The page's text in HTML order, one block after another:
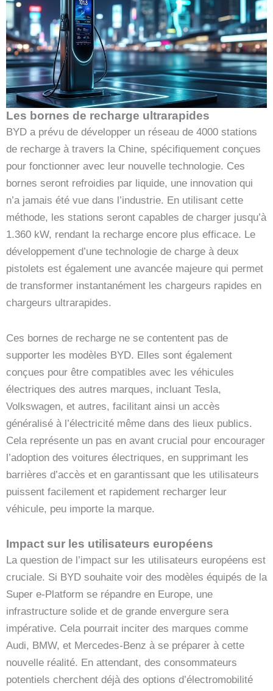
Les bornes de recharge ultrarapides
BYD a prévu de développer un réseau de 4000 stations
de recharge à travers la Chine, spécifiquement conçues
pour fonctionner avec leur nouvelle technologie. Ces
bornes seront refroidies par liquide, une innovation qui
n’a jamais été vue dans l’industrie. En utilisant cette
méthode, les stations seront capables de charger jusqu’à
1.360 kW, rendant la recharge encore plus efficace. Le
développement d’une technologie de charge à deux
pistolets est également une avancée majeure qui permet
de transformer instantanément les chargeurs rapides en
chargeurs ultrarapides.
Ces bornes de recharge ne se contentent pas de
supporter les modèles BYD. Elles sont également
conçues pour être compatibles avec les véhicules
électriques des autres marques, incluant Tesla,
Volkswagen, et autres, facilitant ainsi un accès
généralisé à l’électricité même dans des lieux publics.
Cela représente un pas en avant crucial pour encourager
l’adoption des voitures électriques, en supprimant les
barrières d’accès et en garantissant que les utilisateurs
puissent facilement et rapidement recharger leur
véhicule, peu importe la marque.
Impact sur les utilisateurs européens
La question de l’impact sur les utilisateurs européens est
cruciale. Si BYD souhaite voir des modèles équipés de la
Super e-Platform se répandre en Europe, une
infrastructure solide et de grande envergure sera
impérative. Cela pourrait inciter des marques comme
Audi, BMW, et Mercedes-Benz à se préparer à cette
nouvelle réalité. En attendant, des consommateurs
potentiels cherchent déjà des options d’électromobilité